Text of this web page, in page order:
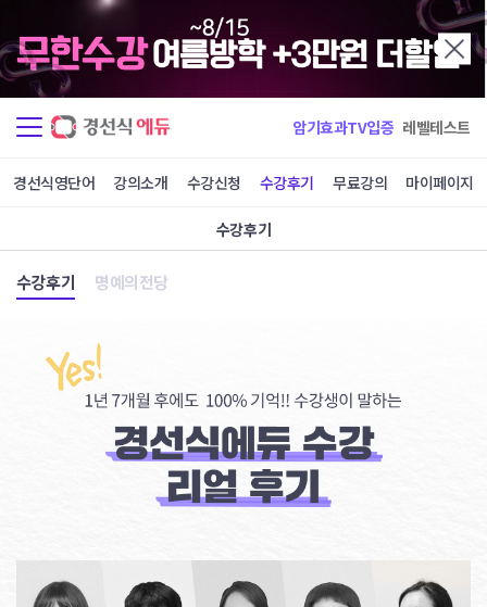
암기효과TV입증 레벨테스트
경선식영단어 강의소개 수강신청 수강후기 무료강의 마이페이지
수강후기
수강후기 명예의전당